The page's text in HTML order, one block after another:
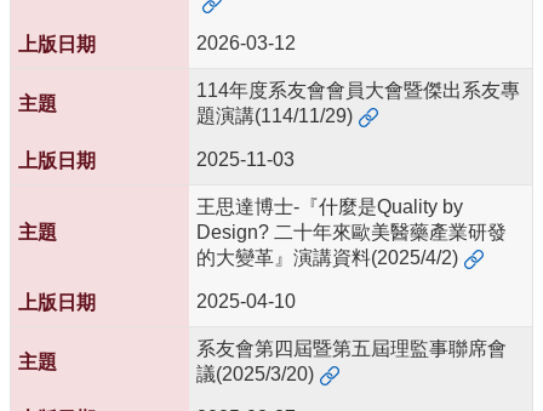
博
班
友
動
態
常
用
源
2026-03-12
114年度系友會會員大會暨傑出系友專
題演講(114/11/29)
2025-11-03
王思達博士-『什麼是Quality by
Design? 二十年來歐美醫藥產業研發
的大變革』演講資料(2025/4/2)
2025-04-10
系友會第四屆暨第五屆理監事聯席會
議(2025/3/20)